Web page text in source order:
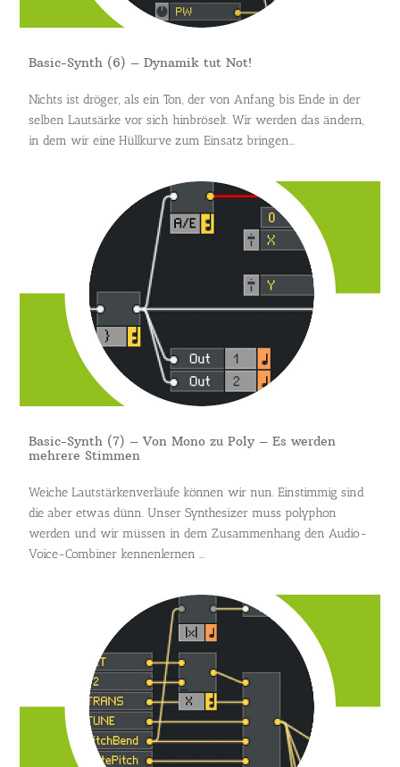
Basic-Synth (6) – Dynamik tut Not!
Nichts ist dröger, als ein Ton, der von Anfang bis Ende in der
selben Lautsärke vor sich hinbröselt. Wir werden das ändern,
in dem wir eine Hüllkurve zum Einsatz bringen...
Basic-Synth (7) – Von Mono zu Poly – Es werden
mehrere Stimmen
Weiche Lautstärkenverläufe können wir nun. Einstimmig sind
die aber etwas dünn. Unser Synthesizer muss polyphon
werden und wir müssen in dem Zusammenhang den Audio-
Voice-Combiner kennenlernen ...